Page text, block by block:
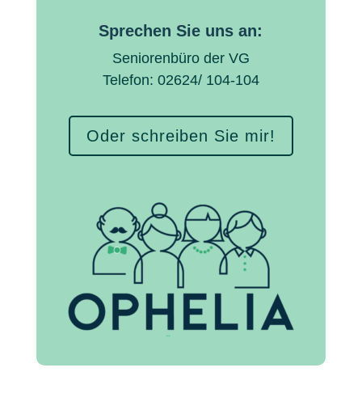
Sprechen Sie uns an:
Seniorenbüro der VG
Telefon: 02624/ 104-104
Oder schreiben Sie mir!